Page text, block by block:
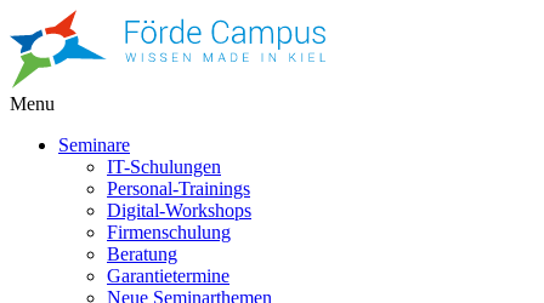
Menu
Seminare
IT-Schulungen
Personal-Trainings
Digital-Workshops
Firmenschulung
Beratung
Garantietermine
Neue Seminarthemen